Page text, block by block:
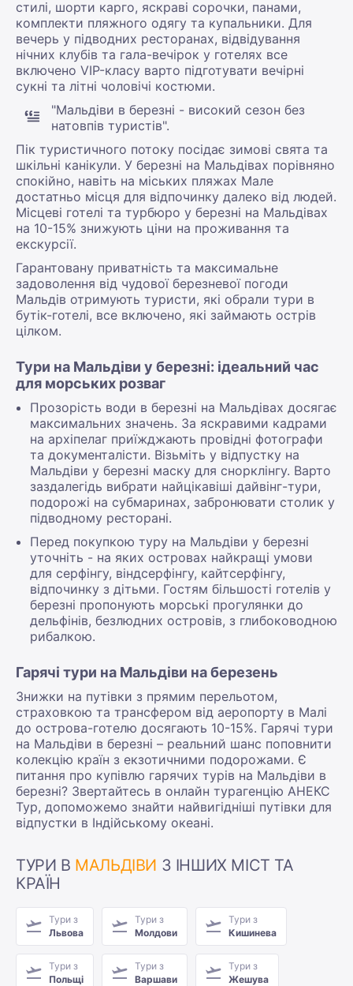
стилі, шорти карго, яскраві сорочки, панами,
комплекти пляжного одягу та купальники. Для
вечерь у підводних ресторанах, відвідування
нічних клубів та гала-вечірок у готелях все
включено VIP-класу варто підготувати вечірні
сукні та літні чоловічі костюми.
"Мальдіви в березні - високий сезон без
натовпів туристів".
Пік туристичного потоку посідає зимові свята та
шкільні канікули. У березні на Мальдівах порівняно
спокійно, навіть на міських пляжах Мале
достатньо місця для відпочинку далеко від людей.
Місцеві готелі та турбюро у березні на Мальдівах
на 10-15% знижують ціни на проживання та
екскурсії.
Гарантовану приватність та максимальне
задоволення від чудової березневої погоди
Мальдів отримують туристи, які обрали тури в
бутік-готелі, все включено, які займають острів
цілком.
Тури на Мальдіви у березні: ідеальний час
для морських розваг
Прозорість води в березні на Мальдівах досягає
максимальних значень. За яскравими кадрами
на архіпелаг приїжджають провідні фотографи
та документалісти. Візьміть у відпустку на
Мальдіви у березні маску для снорклінгу. Варто
заздалегідь вибрати найцікавіші дайвінг-тури,
подорожі на субмаринах, забронювати столик у
підводному ресторані.
Перед покупкою туру на Мальдіви у березні
уточніть - на яких островах найкращі умови
для серфінгу, віндсерфінгу, кайтсерфінгу,
відпочинку з дітьми. Гостям більшості готелів у
березні пропонують морські прогулянки до
дельфінів, безлюдних островів, з глибоководною
рибалкою.
Гарячі тури на Мальдіви на березень
Знижки на путівки з прямим перельотом,
страховкою та трансфером від аеропорту в Малі
до острова-готелю досягають 10-15%. Гарячі тури
на Мальдіви в березні – реальний шанс поповнити
колекцію країн з екзотичними подорожами. Є
питання про купівлю гарячих турів на Мальдіви в
березні? Звертайтесь в онлайн турагенцію АНЕКС
Тур, допоможемо знайти найвигідніші путівки для
відпустки в Індійському океані.
ТУРИ В МАЛЬДІВИ З ІНШИХ МІСТ ТА
КРАЇН
Тури з
Львова
Тури з
Молдови
Тури з
Кишинева
Тури з
Польщі
Тури з
Варшави
Тури з
Жешува